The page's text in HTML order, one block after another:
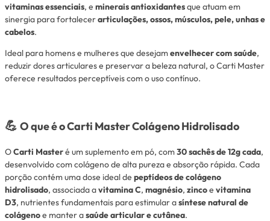
vitaminas essenciais, e minerais antioxidantesque atuam em
sinergia para fortalecerarticulações, ossos, músculos, pele, unhas e
cabelos.
Ideal para homens e mulheres que desejamenvelhecer com saúde,
reduzir dores articulares e preservar a beleza natural, o Carti Master
oferece resultados perceptíveis com o uso contínuo.
💪 O que é o Carti Master Colágeno Hidrolisado
OCarti Masteré um suplemento em pó, com30 sachês de 12g cada,
desenvolvido com colágeno de alta pureza e absorção rápida. Cada
porção contém uma dose ideal de peptídeos de colágeno
hidrolisado, associada avitamina C, magnésio, zincoe vitamina
D3, nutrientes fundamentais para estimular asíntese natural de
colágenoe manter asaúde articular e cutânea.